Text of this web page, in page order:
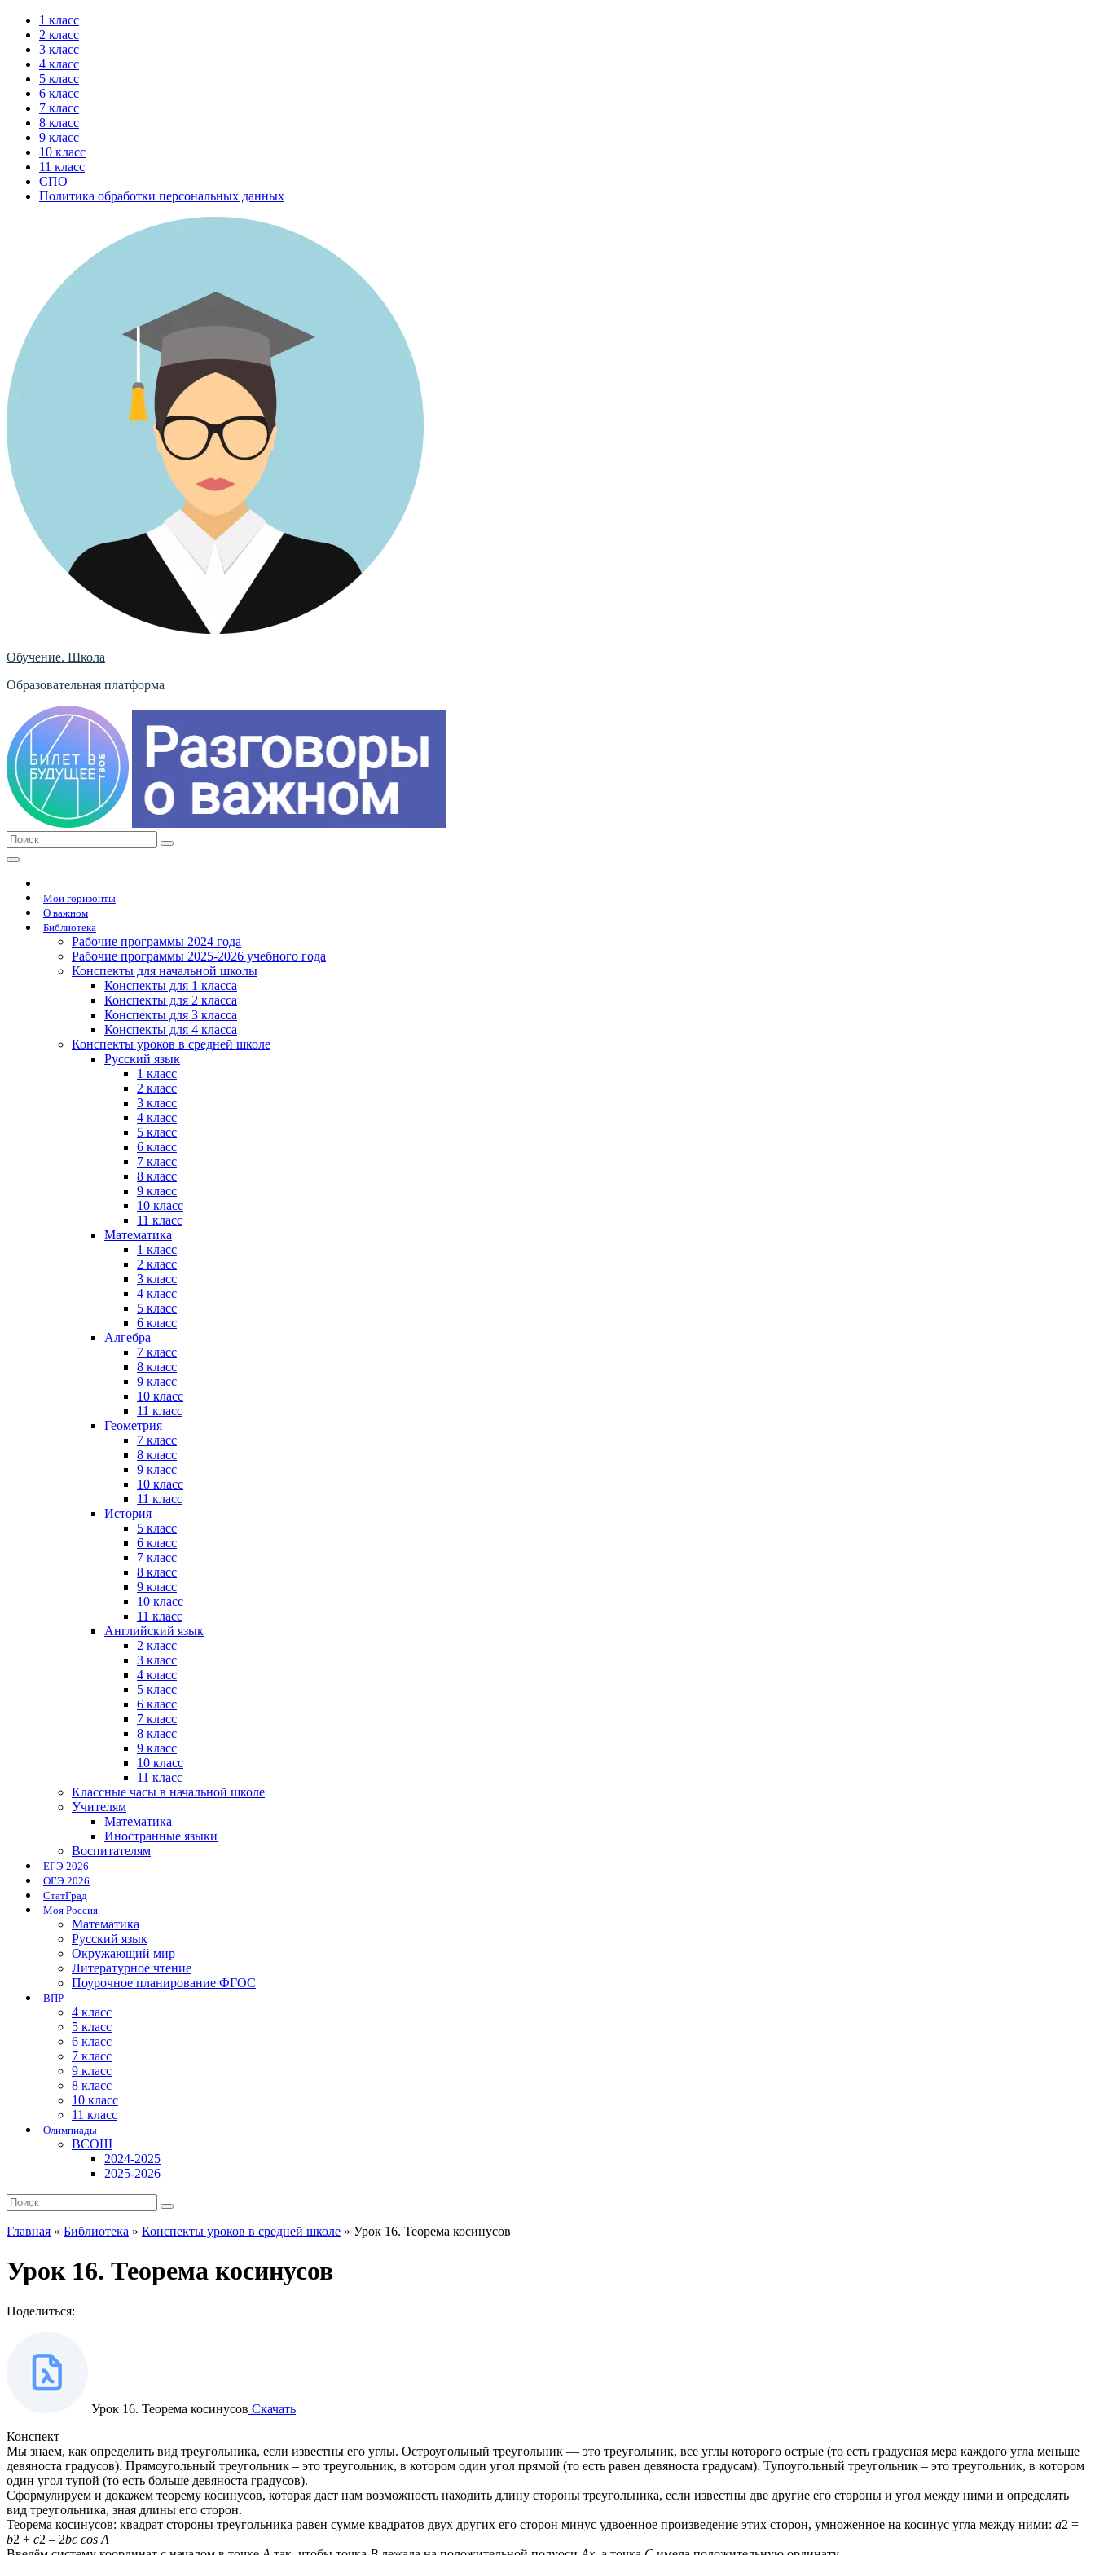
Перейти
содержимому
1 класс
2 класс
3 класс
4 класс
5 класс
6 класс
7 класс
8 класс
9 класс
10 класс
11 класс
СПО
Политика обработки персональных данных
Обучение. Школа
Образовательная платформа
Мои горизонты
О важном
Библиотека
Рабочие программы 2024 года
Рабочие программы 2025-2026 учебного года
Конспекты для начальной школы
Конспекты для 1 класса
Конспекты для 2 класса
Конспекты для 3 класса
Конспекты для 4 класса
Конспекты уроков в средней школе
Русский язык
1 класс
2 класс
3 класс
4 класс
5 класс
6 класс
7 класс
8 класс
9 класс
10 класс
11 класс
Математика
1 класс
2 класс
3 класс
4 класс
5 класс
6 класс
Алгебра
7 класс
8 класс
9 класс
10 класс
11 класс
Геометрия
7 класс
8 класс
9 класс
10 класс
11 класс
История
5 класс
6 класс
7 класс
8 класс
9 класс
10 класс
11 класс
Английский язык
2 класс
3 класс
4 класс
5 класс
6 класс
7 класс
8 класс
9 класс
10 класс
11 класс
Классные часы в начальной школе
Учителям
Математика
Иностранные языки
Воспитателям
ЕГЭ 2026
ОГЭ 2026
СтатГрад
Моя Россия
Математика
Русский язык
Окружающий мир
Литературное чтение
Поурочное планирование ФГОС
ВПР
4 класс
5 класс
6 класс
7 класс
9 класс
8 класс
10 класс
11 класс
Олимпиады
ВСОШ
2024-2025
2025-2026
Главная » Библиотека » Конспекты уроков в средней школе » Урок 16. Теорема косинусов
Урок 16. Теорема косинусов
Поделиться:
Урок 16. Теорема косинусов Скачать
Конспект
Мы знаем, как определить вид треугольника, если известны его углы. Остроугольный треугольник — это треугольник, все углы которого острые (то есть градусная мера каждого угла меньше
девяноста градусов). Прямоугольный треугольник – это треугольник, в котором один угол прямой (то есть равен девяноста градусам). Тупоугольный треугольник – это треугольник, в котором
один угол тупой (то есть больше девяноста градусов).
Сформулируем и докажем теорему косинусов, которая даст нам возможность находить длину стороны треугольника, если известны две другие его стороны и угол между ними и определять
вид треугольника, зная длины его сторон.
Теорема косинусов: квадрат стороны треугольника равен сумме квадратов двух других его сторон минус удвоенное произведение этих сторон, умноженное на косинус угла между ними: а2 =
b2 + c2 – 2bc cos A